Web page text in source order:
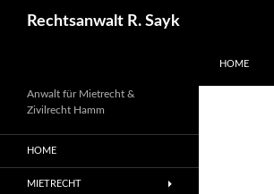
Rechtsanwalt R. Sayk
HOME
Anwalt für Mietrecht &
Zivilrecht Hamm
HOME
MIETRECHT